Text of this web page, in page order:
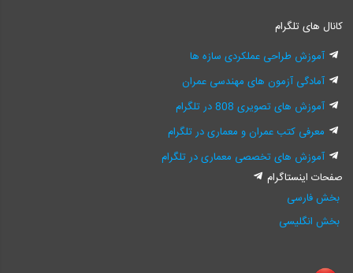
کانال های تلگرام
آموزش طراحی عملکردی سازه ها
آمادگی آزمون های مهندسی عمران
آموزش های تصویری 808 در تلگرام
معرفی کتب عمران و معماری در تلگرام
آموزش های تخصصی معماری در تلگرام
صفحات اینستاگرام
بخش فارسی
بخش انگلیسی